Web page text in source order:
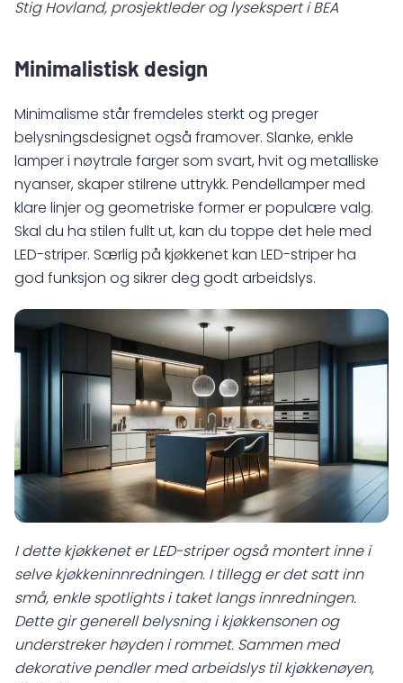
Stig Hovland, prosjektleder og lysekspert i BEA
Minimalistisk design
Minimalisme står fremdeles sterkt og preger
belysningsdesignet også framover. Slanke, enkle
lamper i nøytrale farger som svart, hvit og metalliske
nyanser, skaper stilrene uttrykk. Pendellamper med
klare linjer og geometriske former er populære valg.
Skal du ha stilen fullt ut, kan du toppe det hele med
LED-striper. Særlig på kjøkkenet kan LED-striper ha
god funksjon og sikrer deg godt arbeidslys.
I dette kjøkkenet er LED-striper også montert inne i
selve kjøkkeninnredningen. I tillegg er det satt inn
små, enkle spotlights i taket langs innredningen.
Dette gir generell belysning i kjøkkensonen og
understreker høyden i rommet. Sammen med
dekorative pendler med arbeidslys til kjøkkenøyen,